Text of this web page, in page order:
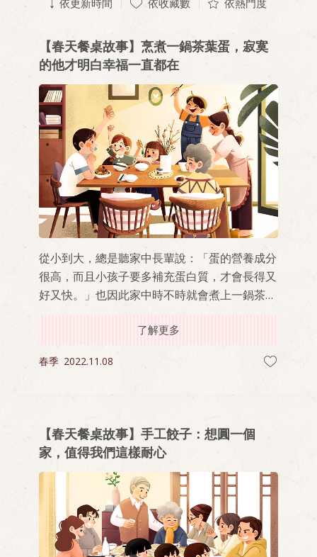
【春天餐桌故事】烹煮一鍋茶葉蛋，寂寞
的他才明白幸福一直都在
從小到大，總是聽家中長輩說：「蛋的營養成分
很高，而且小孩子要多補充蛋白質，才會長得又
好又快。」也因此家中時不時就會煮上一鍋茶葉
蛋。當鹹甜的醬汁煮滾，開始發出咕嚕咕嚕的聲
響，鍋內蒸氣也悄然溜出，帶出陣陣茶葉清香與
醬油、香料融合的香氣。接著便是一家人坐在客
廳，圍成一圈開始分食。
了解更多
春季 2022.11.08
【春天餐桌故事】手工餃子：想圓一個
家，值得我們這樣耐心